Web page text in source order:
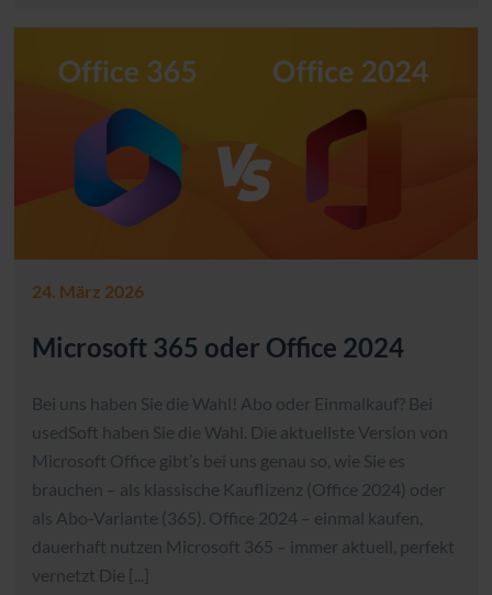
24. März 2026
Microsoft 365 oder Office 2024
Bei uns haben Sie die Wahl! Abo oder Einmalkauf? Bei
usedSoft haben Sie die Wahl. Die aktuellste Version von
Microsoft Office gibt’s bei uns genau so, wie Sie es
brauchen – als klassische Kauflizenz (Office 2024) oder
als Abo-Variante (365). Office 2024 – einmal kaufen,
dauerhaft nutzen Microsoft 365 – immer aktuell, perfekt
vernetzt Die [...]